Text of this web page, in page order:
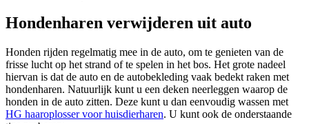
Hondenharen verwijderen uit auto
Honden rijden regelmatig mee in de auto, om te genieten van de
frisse lucht op het strand of te spelen in het bos. Het grote nadeel
hiervan is dat de auto en de autobekleding vaak bedekt raken met
hondenharen. Natuurlijk kunt u een deken neerleggen waarop de
honden in de auto zitten. Deze kunt u dan eenvoudig wassen met
HG haaroplosser voor huisdierharen. U kunt ook de onderstaande